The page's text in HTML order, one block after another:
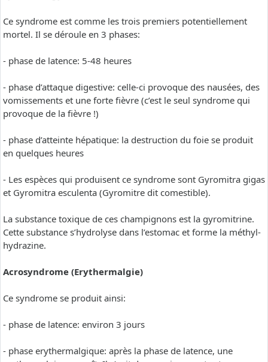
Ce syndrome est comme les trois premiers potentiellement
mortel. Il se déroule en 3 phases:
- phase de latence: 5-48 heures
- phase d’attaque digestive: celle-ci provoque des nausées, des
vomissements et une forte fièvre (c’est le seul syndrome qui
provoque de la fièvre !)
- phase d’atteinte hépatique: la destruction du foie se produit
en quelques heures
- Les espèces qui produisent ce syndrome sont Gyromitra gigas
et Gyromitra esculenta (Gyromitre dit comestible).
La substance toxique de ces champignons est la gyromitrine.
Cette substance s’hydrolyse dans l’estomac et forme la méthyl-
hydrazine.
Acrosyndrome (Erythermalgie)
Ce syndrome se produit ainsi:
- phase de latence: environ 3 jours
- phase erythermalgique: après la phase de latence, une